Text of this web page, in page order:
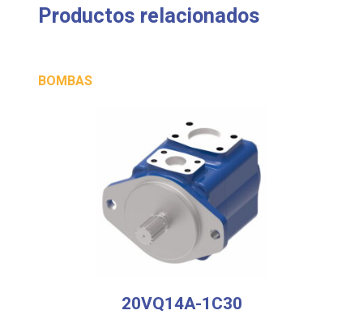
Productos relacionados
BOMBAS
20VQ14A-1C30